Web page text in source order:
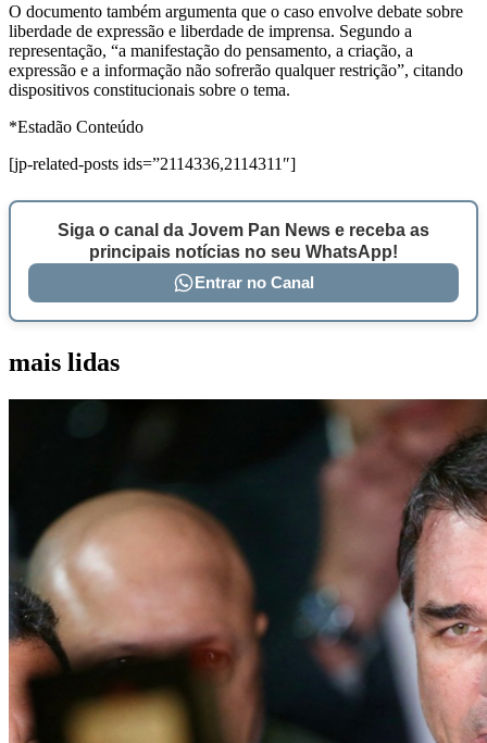
O documento também argumenta que o caso envolve debate sobre
liberdade de expressão e liberdade de imprensa. Segundo a
representação, “a manifestação do pensamento, a criação, a
expressão e a informação não sofrerão qualquer restrição”, citando
dispositivos constitucionais sobre o tema.
*Estadão Conteúdo
[jp-related-posts ids=”2114336,2114311″]
Siga o canal da Jovem Pan News e receba as
principais notícias no seu WhatsApp!
Entrar no Canal
mais lidas